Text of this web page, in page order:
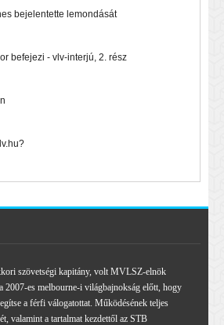
bejelentette lemondását
befejezi - vlv-interjú, 2. rész
szövetségi kapitány, volt MVLSZ-elnök
2007-es melbourne-i világbajnokság előtt, hogy
a férfi válogatottat. Működésének teljes
valamint a tartalmat kezdettől az STB